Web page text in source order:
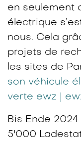
en seulement
électrique
nous. Cela
projets de
les sites de
son véhicule
verte ewz |
Bis Ende
5'000